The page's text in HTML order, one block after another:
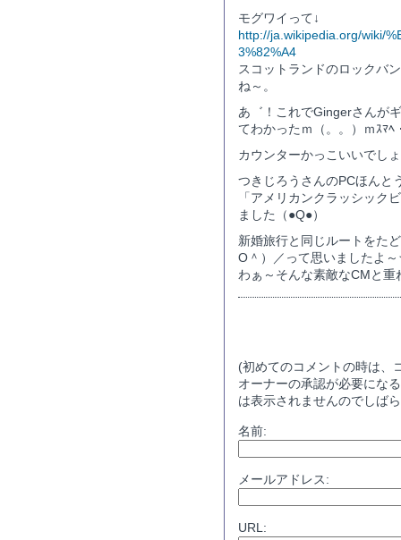
モグワイって↓
http://ja.wikipedia.org/wiki/
3%82%A4
スコットランドのロックバ
ね～。
あ゛！これでGingerさんが
てわかったｍ（。。）ｍｽﾏﾍ
カウンターかっこいいでし
つきじろうさんのPCほんと
「アメリカンクラッシック
ました（●Q●）
新婚旅行と同じルートをた
O＾）／って思いましたよ
わぁ～そんな素敵なCMと
(初めてのコメントの時は、
オーナーの承認が必要にな
は表示されませんのでしば
名前:
メールアドレス:
URL: